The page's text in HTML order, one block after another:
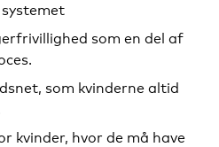
som en del af
som kvinderne altid
kvinder, hvor de må have